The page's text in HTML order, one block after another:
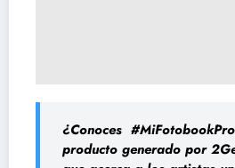
¿Conoces #MiFotobookPro
producto generado por